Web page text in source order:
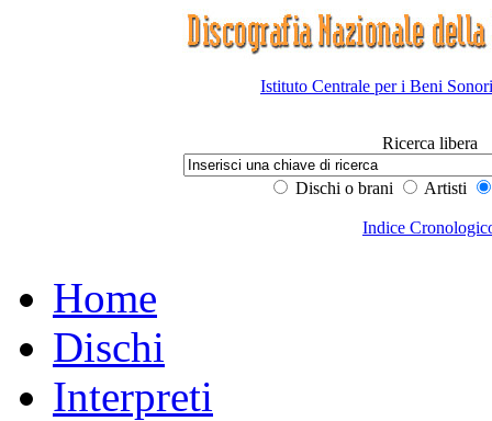
Istituto Centrale per i Beni
Ricerca libera
Dischi o brani Artisti
Indice
Home
Dischi
Interpreti